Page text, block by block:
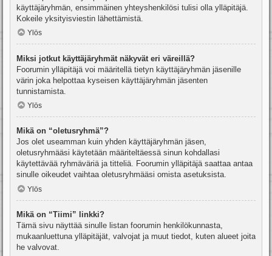
käyttäjäryhmän, ensimmäinen yhteyshenkilösi tulisi olla ylläpitäjä.
Kokeile yksityisviestin lähettämistä.
Ylös
Miksi jotkut käyttäjäryhmät näkyvät eri väreillä?
Foorumin ylläpitäjä voi määritellä tietyn käyttäjäryhmän jäsenille
värin joka helpottaa kyseisen käyttäjäryhmän jäsenten
tunnistamista.
Ylös
Mikä on “oletusryhmä”?
Jos olet useamman kuin yhden käyttäjäryhmän jäsen,
oletusryhmääsi käytetään määriteltäessä sinun kohdallasi
käytettävää ryhmäväriä ja titteliä. Foorumin ylläpitäjä saattaa antaa
sinulle oikeudet vaihtaa oletusryhmääsi omista asetuksista.
Ylös
Mikä on “Tiimi” linkki?
Tämä sivu näyttää sinulle listan foorumin henkilökunnasta,
mukaanluettuna ylläpitäjät, valvojat ja muut tiedot, kuten alueet joita
he valvovat.